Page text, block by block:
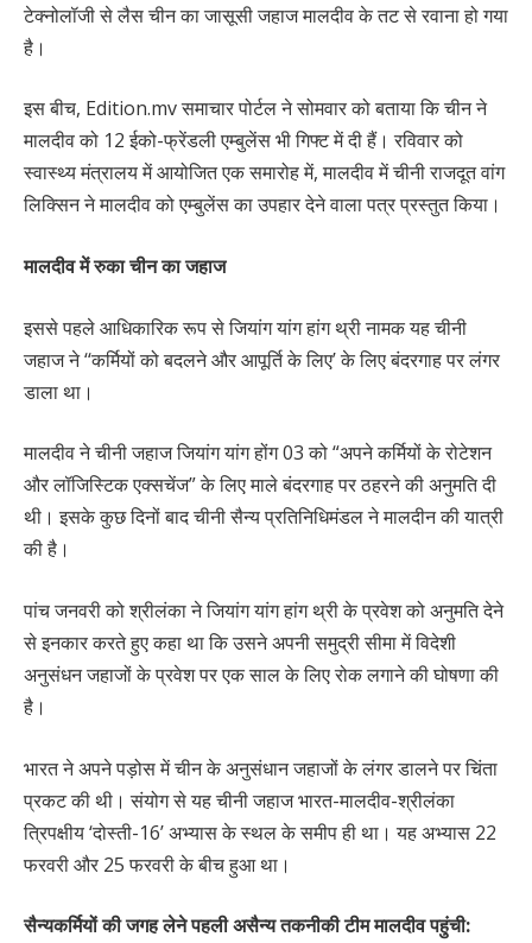
टेक्नोलॉजी से लैस चीन का जासूसी जहाज मालदीव के तट से रवाना हो गया
है।
इस बीच, Edition.mv समाचार पोर्टल ने सोमवार को बताया कि चीन ने
मालदीव को 12 ईको-फ्रेंडली एम्बुलेंस भी गिफ्ट में दी हैं। रविवार को
स्वास्थ्य मंत्रालय में आयोजित एक समारोह में, मालदीव में चीनी राजदूत वांग
लिक्सिन ने मालदीव को एम्बुलेंस का उपहार देने वाला पत्र प्रस्तुत किया।
मालदीव में रुका चीन का जहाज
इससे पहले आधिकारिक रूप से जियांग यांग हांग थ्री नामक यह चीनी
जहाज ने ‘‘कर्मियों को बदलने और आपूर्ति के लिए’ के लिए बंदरगाह पर लंगर
डाला था।
मालदीव ने चीनी जहाज जियांग यांग होंग 03 को “अपने कर्मियों के रोटेशन
और लॉजिस्टिक एक्सचेंज” के लिए माले बंदरगाह पर ठहरने की अनुमति दी
थी। इसके कुछ दिनों बाद चीनी सैन्य प्रतिनिधिमंडल ने मालदीन की यात्री
की है।
पांच जनवरी को श्रीलंका ने जियांग यांग हांग थ्री के प्रवेश को अनुमति देने
से इनकार करते हुए कहा था कि उसने अपनी समुद्री सीमा में विदेशी
अनुसंधन जहाजों के प्रवेश पर एक साल के लिए रोक लगाने की घोषणा की
है।
भारत ने अपने पड़ोस में चीन के अनुसंधान जहाजों के लंगर डालने पर चिंता
प्रकट की थी। संयोग से यह चीनी जहाज भारत-मालदीव-श्रीलंका
त्रिपक्षीय ‘दोस्ती-16’ अभ्यास के स्थल के समीप ही था। यह अभ्यास 22
फरवरी और 25 फरवरी के बीच हुआ था।
सैन्यकर्मियों की जगह लेने पहली असैन्य तकनीकी टीम मालदीव पहुंची: